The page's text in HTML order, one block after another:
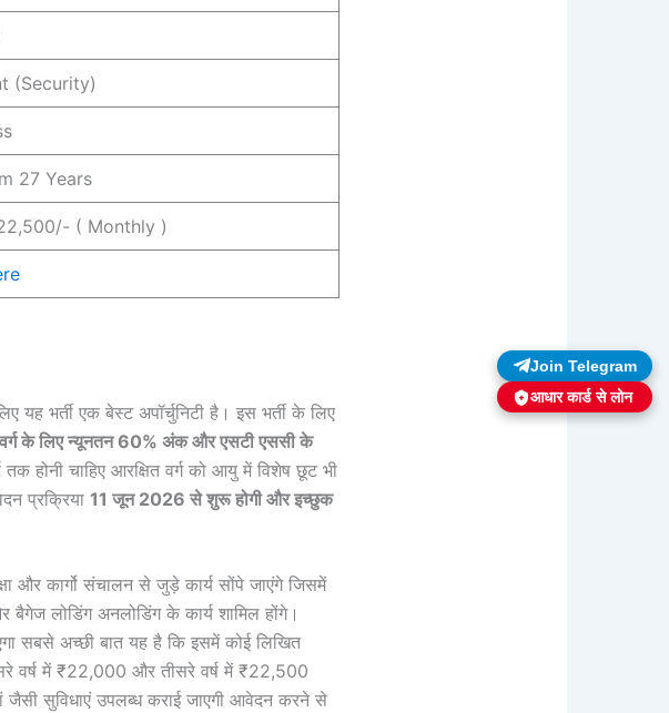
(Security)
27 Years
( Monthly )
भर्ती एक बेस्ट अपॉर्चुनिटी है। इस भर्ती के लिए
वर्ग के लिए न्यूनतन 60% अंक और एसटी एससी के
होनी चाहिए आरक्षित वर्ग को आयु में विशेष छूट भी
प्रक्रिया 11 जून 2026 से शुरू होगी और इच्छुक
और कार्गो संचालन से जुड़े कार्य सोंपे जाएंगे जिसमें
बैगेज लोडिंग अनलोडिंग के कार्य शामिल होंगे।
सबसे अच्छी बात यह है कि इसमें कोई लिखित
वर्ष में ₹22,000 और तीसरे वर्ष में ₹22,500
जैसी सुविधाएं उपलब्ध कराई जाएगी आवेदन करने से
Join Telegram
आधार कार्ड से लोन